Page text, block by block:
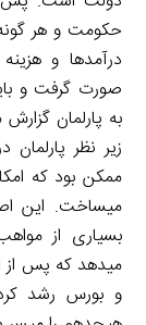
حکومت و هر
درآمدها و
صورت گرفت و
به پارلمان
زیر نظر پارلمان
ممکن بود که
میساخت. این
بسیاری از
میدهد که پس از
و بورس رشد